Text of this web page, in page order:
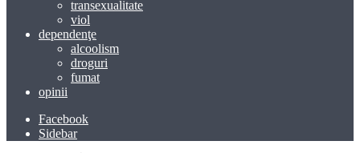
transexualitate
viol
dependenţe
alcoolism
droguri
fumat
opinii
Facebook
Sidebar